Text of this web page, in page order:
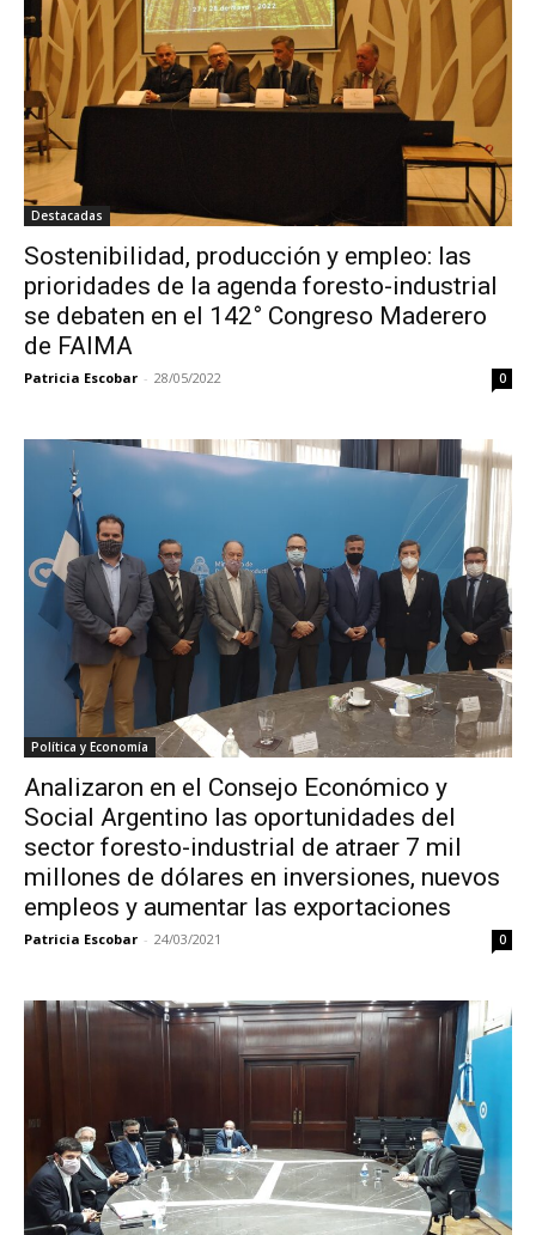
Destacadas
Sostenibilidad, producción y empleo: las
prioridades de la agenda foresto-industrial
se debaten en el 142° Congreso Maderero
de FAIMA
Patricia Escobar - 28/05/2022 0
Política y Economía
Analizaron en el Consejo Económico y
Social Argentino las oportunidades del
sector foresto-industrial de atraer 7 mil
millones de dólares en inversiones, nuevos
empleos y aumentar las exportaciones
Patricia Escobar - 24/03/2021 0